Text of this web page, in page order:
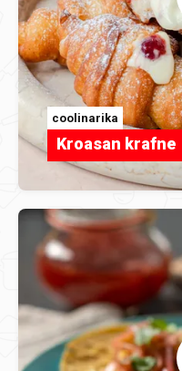
coolinarika
Kroasan krafne